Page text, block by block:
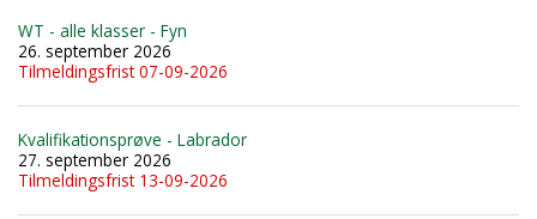
WT - alle klasser - Fyn
26. september 2026
Tilmeldingsfrist 07-09-2026
Kvalifikationsprøve - Labrador
27. september 2026
Tilmeldingsfrist 13-09-2026